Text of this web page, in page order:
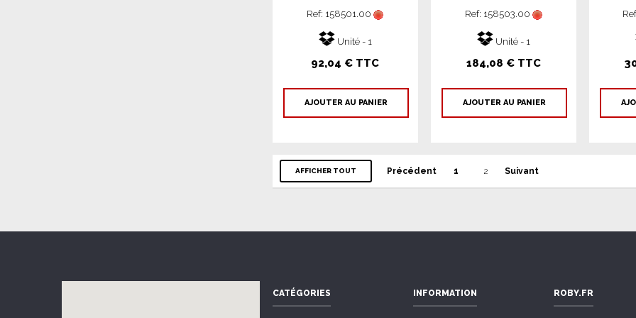
Ref: 158501.00
Unité - 1
92,04 € TTC
AJOUTER AU PANIER
Ref: 158503.00
Unité - 1
184,08 € TTC
AJOUTER AU PANIER
AFFICHER TOUT Précédent 1 2 Suivant
CATÉGORIES INFORMATION ROBY.FR